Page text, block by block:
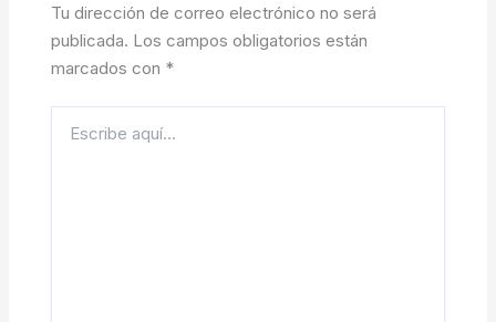
Tu dirección de correo electrónico no será
publicada. Los campos obligatorios están
marcados con *
aquí...